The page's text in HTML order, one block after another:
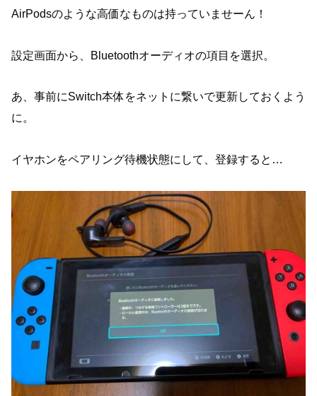
AirPodsのような高価なものは持っていませーん！
設定画面から、Bluetoothオーディオの項目を選択。
あ、事前にSwitch本体をネットに繋いで更新しておくよう
に。
イヤホンをペアリング待機状態にして、登録すると…